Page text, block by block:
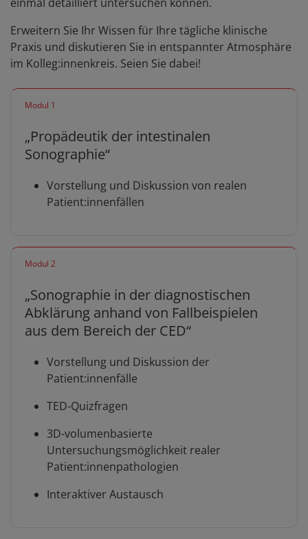
Erweitern Sie Ihr Wissen für Ihre tägliche klinische
Praxis und diskutieren Sie in entspannter Atmosphäre
im Kolleg:innenkreis. Seien Sie dabei!
Modul 1
„Propädeutik der intestinalen
Sonographie“
Vorstellung und Diskussion von realen
Patient:innenfällen
Modul 2
„Sonographie in der diagnostischen
Abklärung anhand von Fallbeispielen
aus dem Bereich der CED“
Vorstellung und Diskussion der
Patient:innenfälle
TED-Quizfragen
3D-volumenbasierte
Untersuchungsmöglichkeit realer
Patient:innenpathologien
Interaktiver Austausch